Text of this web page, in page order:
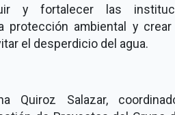
y fortalecer las
protección ambiental y crear
el desperdicio del agua.
Quiroz Salazar,